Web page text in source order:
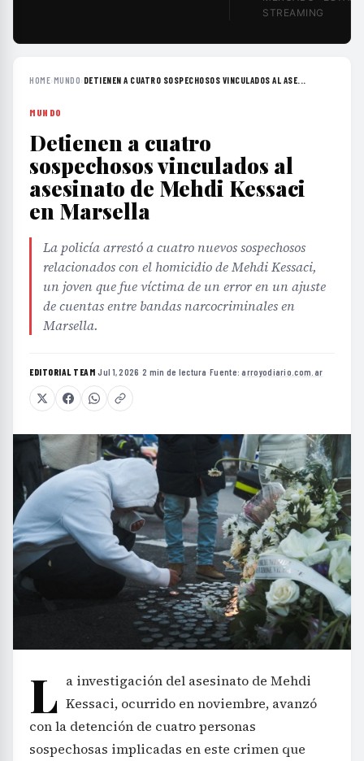
STREAMING
HOME›MUNDO› DETIENEN A CUATRO SOSPECHOSOS VINCULADOS AL ASE...
MUNDO
Detienen a cuatro
sospechosos vinculados al
asesinato de Mehdi Kessaci
en Marsella
La policía arrestó a cuatro nuevos sospechosos
relacionados con el homicidio de Mehdi Kessaci,
un joven que fue víctima de un error en un ajuste
de cuentas entre bandas narcocriminales en
Marsella.
EDITORIAL TEAM·Jul 1, 2026 ·2 min de lectura ·Fuente:arroyodiario.com.ar
L a investigación del asesinato de Mehdi
Kessaci, ocurrido en noviembre, avanzó
con la detención de cuatro personas
sospechosas implicadas en este crimen que